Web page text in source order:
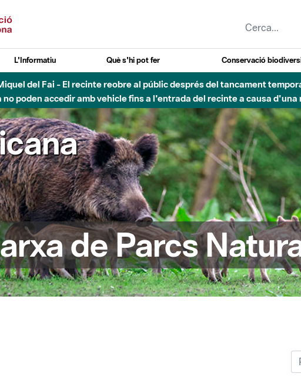
L'Informatiu Què s'hi pot fer Conservació
del Fai - El recinte reobre al públic després del tancament
poden accedir amb vehicle fins a l'entrada del recinte a causa d'una
de Parcs